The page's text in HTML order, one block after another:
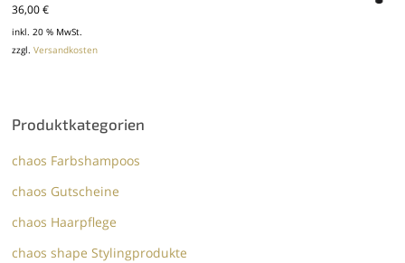
36,00€
inkl. 20 % MwSt.
zzgl.Versandkosten
Produktkategorien
chaos Farbshampoos
chaos Gutscheine
chaos Haarpflege
chaos shape Stylingprodukte